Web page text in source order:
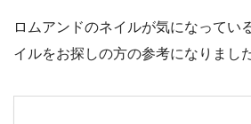
ロムアンドのネイルが気になってい
イルをお探しの方の参考になりまし